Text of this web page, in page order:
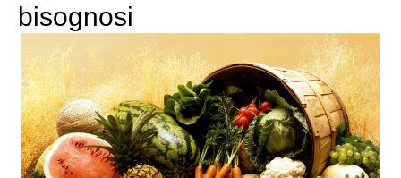
bisognosi